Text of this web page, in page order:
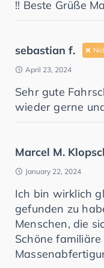
!! Beste Grüße
sebastian f.
April 23, 2024
Sehr gute
wieder gerne
Marcel M.
January 22, 2024
Ich bin wirklich
gefunden zu
Menschen, die
Schöne